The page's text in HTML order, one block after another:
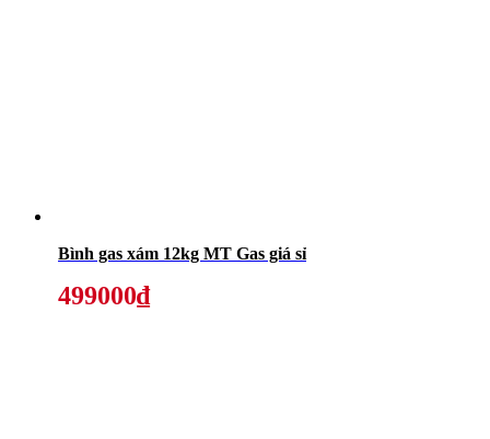
Bình gas xám 12kg MT Gas giá sỉ
499000₫